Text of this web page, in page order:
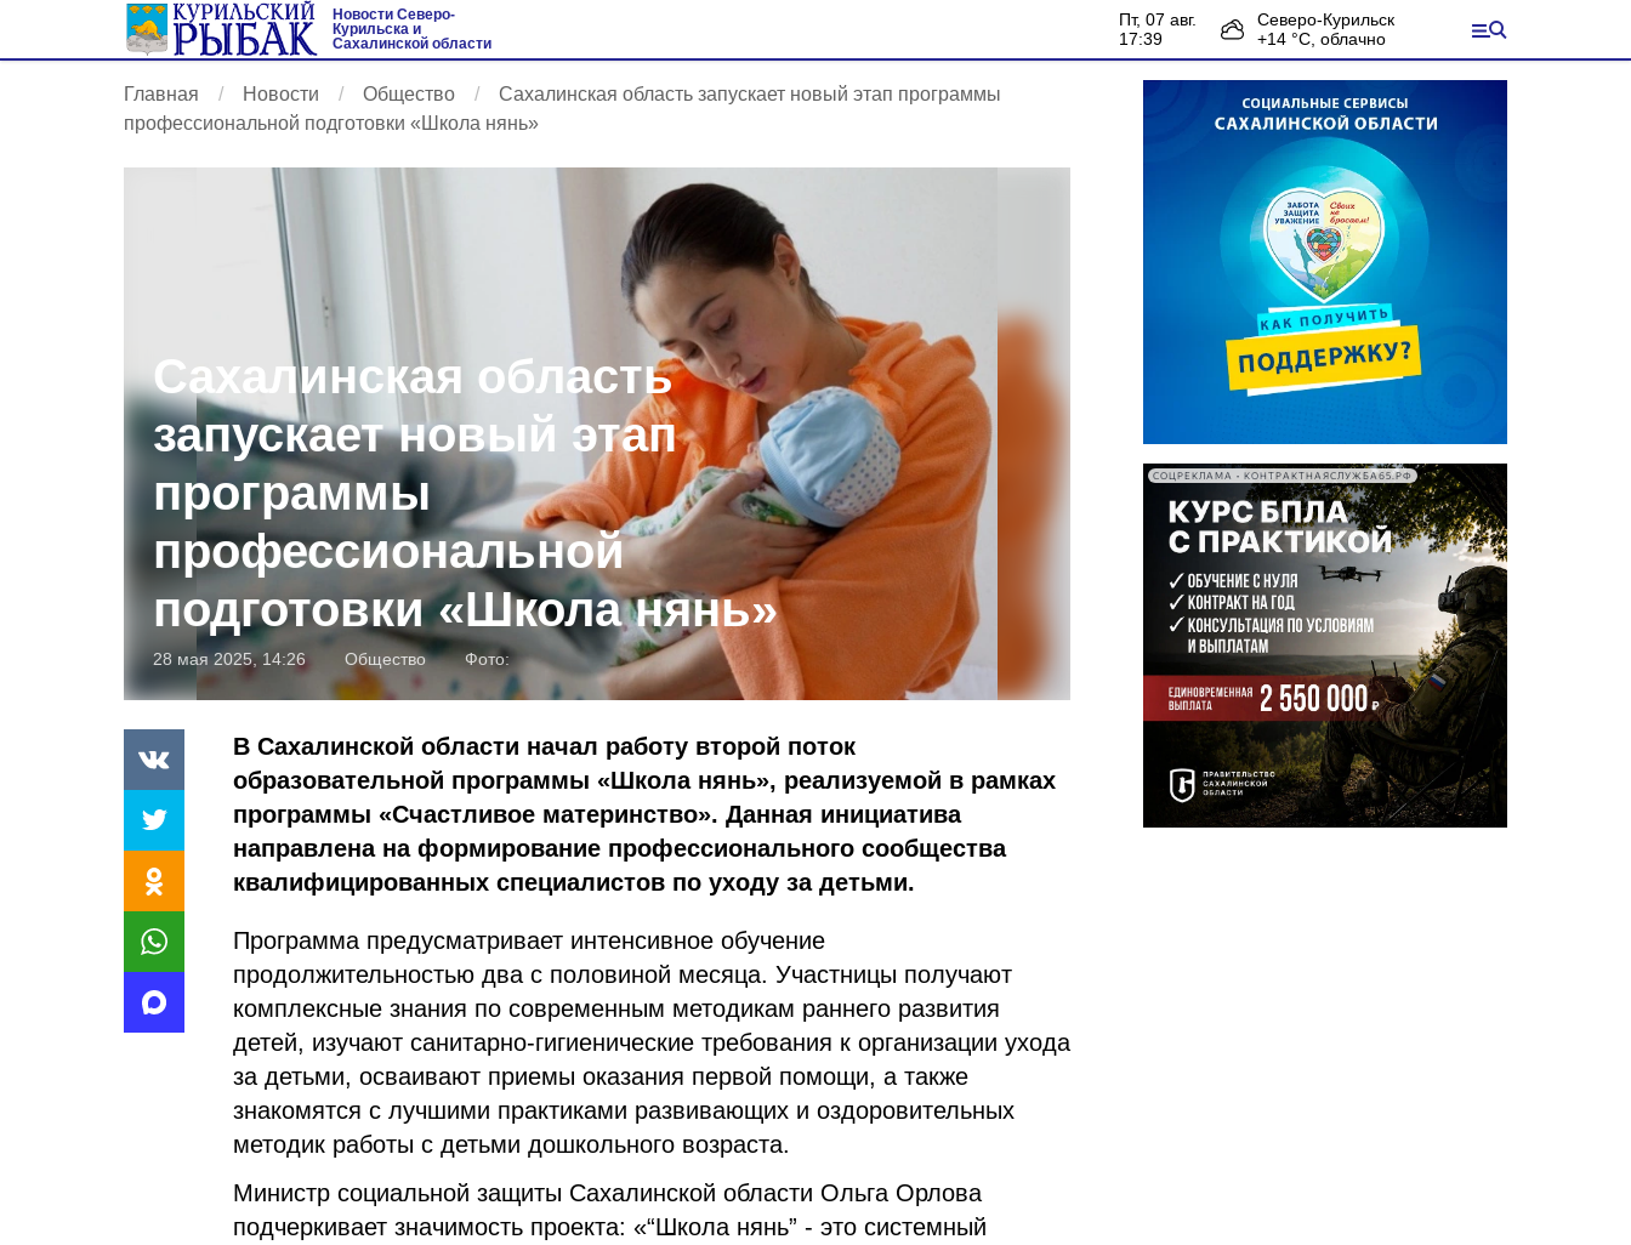
Новости Северо-
Курильска и
Сахалинской области
пт, 07 авг.
17:39
Северо-Курильск
+14 °С, облачно
Главная Новости Общество
Сахалинская область запускает новый этап программы
профессиональной подготовки «Школа нянь»
Сахалинская область
запускает новый этап
программы
профессиональной
подготовки «Школа нянь»
28 мая 2025, 14:26 Общество Фото:
В Сахалинской области начал работу второй поток
образовательной программы «Школа нянь», реализуемой в рамках
программы «Счастливое материнство». Данная инициатива
направлена на формирование профессионального сообщества
квалифицированных специалистов по уходу за детьми.
Программа предусматривает интенсивное обучение
продолжительностью два с половиной месяца. Участницы получают
комплексные знания по современным методикам раннего развития
детей, изучают санитарно-гигиенические требования к организации ухода
за детьми, осваивают приемы оказания первой помощи, а также
знакомятся с лучшими практиками развивающих и оздоровительных
методик работы с детьми дошкольного возраста.
Министр социальной защиты Сахалинской области Ольга Орлова
подчеркивает значимость проекта: «“Школа нянь” - это системный
СОЦРЕКЛАМА • КОНТРАКТНАЯСЛУЖБА65.РФ